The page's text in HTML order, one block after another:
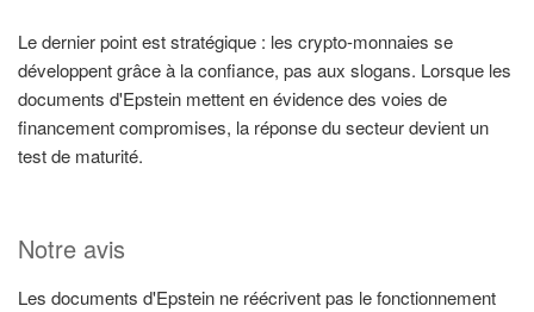
Le dernier point est stratégique : les crypto-monnaies se
développent grâce à la confiance, pas aux slogans. Lorsque les
documents d'Epstein mettent en évidence des voies de
financement compromises, la réponse du secteur devient un
test de maturité.
Notre avis
Les documents d'Epstein ne réécrivent pas le fonctionnement